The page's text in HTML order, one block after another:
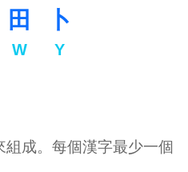
田 卜
W Y
成。每個漢字最少一個